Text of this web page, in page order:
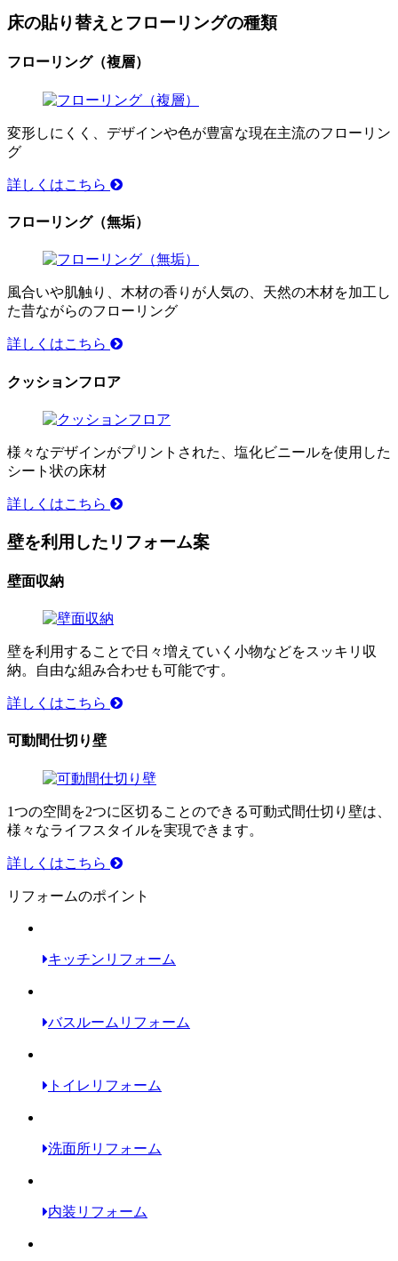
床の貼り替えとフローリングの種類
フローリング（複層）
変形しにくく、デザインや色が豊富な現在主流のフローリン
グ
詳しくはこちら
フローリング（無垢）
風合いや肌触り、木材の香りが人気の、天然の木材を加工し
た昔ながらのフローリング
詳しくはこちら
クッションフロア
様々なデザインがプリントされた、塩化ビニールを使用した
シート状の床材
詳しくはこちら
壁を利用したリフォーム案
壁面収納
壁を利用することで日々増えていく小物などをスッキリ収
納。自由な組み合わせも可能です。
詳しくはこちら
可動間仕切り壁
1つの空間を2つに区切ることのできる可動式間仕切り壁は、
様々なライフスタイルを実現できます。
詳しくはこちら
リフォームのポイント
キッチンリフォーム
バスルームリフォーム
トイレリフォーム
洗面所リフォーム
内装リフォーム